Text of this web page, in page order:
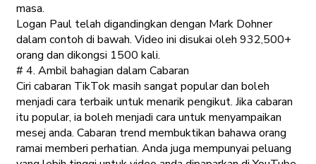
masa.
Logan Paul telah digandingkan dengan Mark Dohner
dalam contoh di bawah. Video ini disukai oleh 932,500+
orang dan dikongsi 1500 kali.
# 4. Ambil bahagian dalam Cabaran
Ciri cabaran TikTok masih sangat popular dan boleh
menjadi cara terbaik untuk menarik pengikut. Jika cabaran
itu popular, ia boleh menjadi cara untuk menyampaikan
mesej anda. Cabaran trend membuktikan bahawa orang
ramai memberi perhatian. Anda juga mempunyai peluang